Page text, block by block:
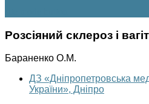
Розсіяний склероз і
Бараненко О.М.
ДЗ «Дніпропетровська
України», Дніпро